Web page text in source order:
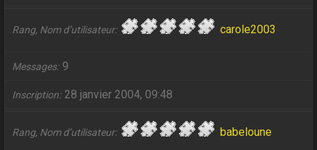
Rang, Nom d’utilisateur carole2003
Messages 9
Inscription 28 janvier 2004, 09:48
Rang, Nom d’utilisateur babeloune